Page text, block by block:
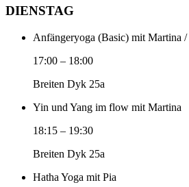
DIENSTAG
Anfängeryoga (Basic) mit Martina /
17:00 – 18:00
Breiten Dyk 25a
Yin und Yang im flow mit Martina
18:15 – 19:30
Breiten Dyk 25a
Hatha Yoga mit Pia